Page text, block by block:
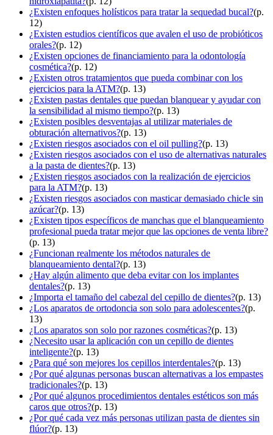
¿Existen enfoques holísticos para tratar la sequedad bucal?(p.
12)
¿Existen estudios científicos que avalen el uso de probióticos
orales?(p. 12)
¿Existen opciones de financiamiento para la odontología
cosmética?(p. 12)
¿Existen otros tratamientos que pueda combinar con los
ejercicios para la ATM?(p. 13)
¿Existen pastas dentales que puedan blanquear y ayudar con
la sensibilidad al mismo tiempo?(p. 13)
¿Existen posibles desventajas al utilizar materiales de
obturación alternativos?(p. 13)
¿Existen riesgos asociados con el oil pulling?(p. 13)
¿Existen riesgos asociados con el uso de alternativas naturales
a la pasta de dientes?(p. 13)
¿Existen riesgos asociados con la realización de ejercicios
para la ATM?(p. 13)
¿Existen riesgos asociados con masticar demasiado chicle sin
azúcar?(p. 13)
¿Existen tipos específicos de manchas que el blanqueamiento
profesional pueda tratar mejor que las opciones de venta libre?
(p. 13)
¿Funcionan realmente los métodos naturales de
blanqueamiento dental?(p. 13)
¿Hay algún alimento que deba evitar con los implantes
dentales?(p. 13)
¿Importa el tamaño del cabezal del cepillo de dientes?(p. 13)
¿Los aparatos de ortodoncia son solo para adolescentes?(p.
13)
¿Los aparatos son solo por razones cosméticas?(p. 13)
¿Necesito usar la aplicación con un cepillo de dientes
inteligente?(p. 13)
¿Para qué son mejores los cepillos interdentales?(p. 13)
¿Por qué algunas personas buscan alternativas a los empastes
tradicionales?(p. 13)
¿Por qué algunos procedimientos dentales estéticos son más
caros que otros?(p. 13)
¿Por qué cada vez más personas utilizan pasta de dientes sin
flúor?(p. 13)